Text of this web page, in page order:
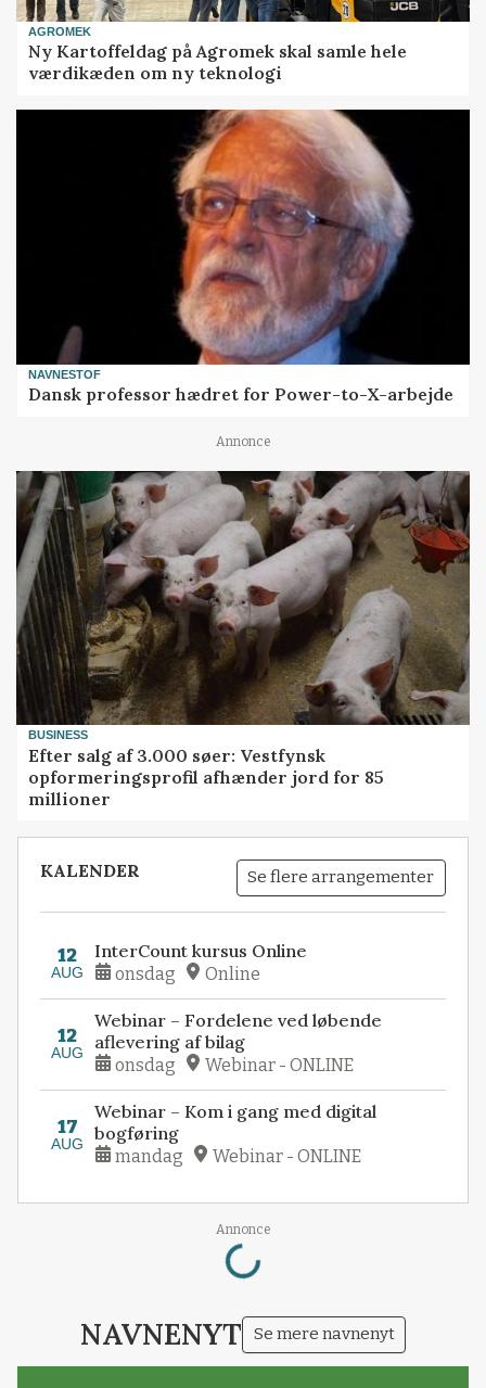
AGROMEK
Ny Kartoffeldag på Agromek skal samle hele
værdikæden om ny teknologi
NAVNESTOF
Dansk professor hædret for Power-to-X-arbejde
Annonce
BUSINESS
Efter salg af 3.000 søer: Vestfynsk
opformeringsprofil afhænder jord for 85
millioner
KALENDER Se flere arrangementer
12
AUG
InterCount kursus Online
onsdag Online
12
AUG
Webinar – Fordelene ved løbende
aflevering af bilag
onsdag Webinar - ONLINE
17
AUG
Webinar – Kom i gang med digital
bogføring
mandag Webinar - ONLINE
Annonce
Loading...
NAVNENYT Se mere navnenyt